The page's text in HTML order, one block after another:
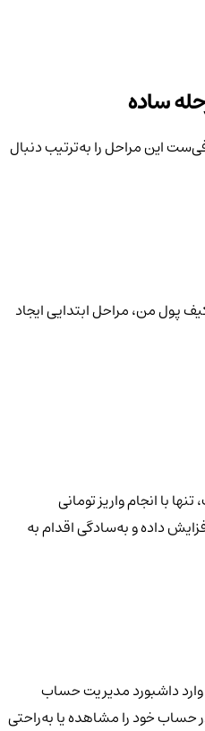
این مراحل را به‌ترتیب دنبال
پول من، مراحل ابتدایی ایجاد
با انجام واریز تومانی
داده و به‌سادگی اقدام به
داشبورد مدیریت حساب
حساب خود را مشاهده یا به‌راحتی